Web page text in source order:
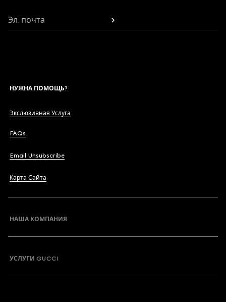
Эл. почта
НУЖНА ПОМОЩЬ?
Экслюзивная Услуга
FAQs
Email Unsubscribe
Карта Сайта
НАША КОМПАНИЯ
УСЛУГИ GUCCI